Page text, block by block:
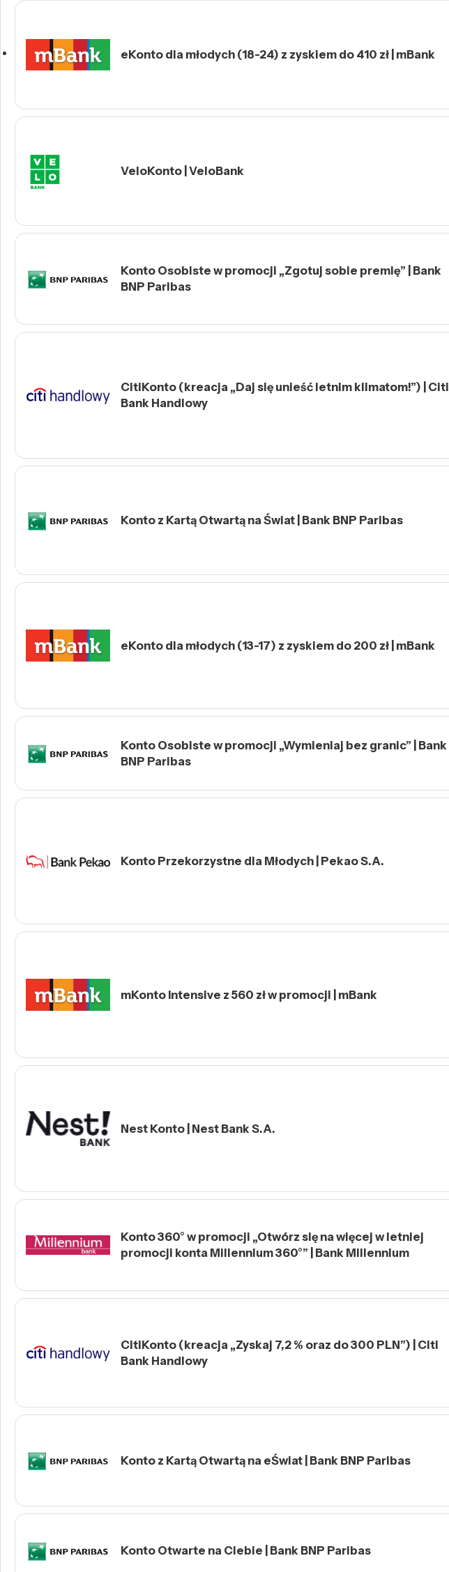
eKonto dla młodych (18-24) z zyskiem do 410 zł | mBank
VeloKonto | VeloBank
Konto Osobiste w promocji „Zgotuj sobie premię” | Bank
BNP Paribas
CitiKonto (kreacja „Daj się unieść letnim klimatom!”) | Citi
Bank Handlowy
Konto z Kartą Otwartą na Świat | Bank BNP Paribas
eKonto dla młodych (13-17) z zyskiem do 200 zł | mBank
Konto Osobiste w promocji „Wymieniaj bez granic” | Bank
BNP Paribas
Konto Przekorzystne dla Młodych | Pekao S.A.
mKonto Intensive z 560 zł w promocji | mBank
Nest Konto | Nest Bank S.A.
Konto 360° w promocji „Otwórz się na więcej w letniej
promocji konta Millennium 360°” | Bank Millennium
CitiKonto (kreacja „Zyskaj 7,2 % oraz do 300 PLN”) | Citi
Bank Handlowy
Konto z Kartą Otwartą na eŚwiat | Bank BNP Paribas
Konto Otwarte na Ciebie | Bank BNP Paribas